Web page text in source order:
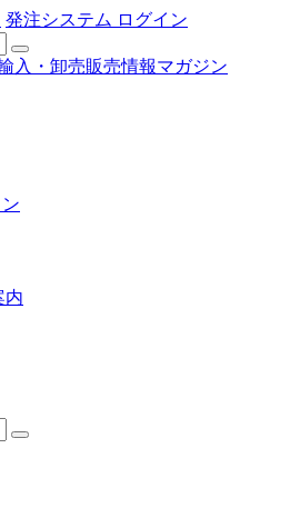
発注システム ログイン
入・卸売販売情報マガジン
内